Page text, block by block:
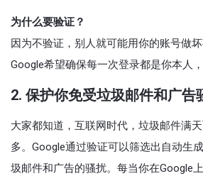
为什么要验证？
因为不验证，别人就可能用你的账号做坏
Google希望确保每一次登录都是你本人，
2. 保护你免受垃圾邮件和广告
大家都知道，互联网时代，垃圾邮件满
多。Google通过验证可以筛选出自动生
圾邮件和广告的骚扰。每当你在Google